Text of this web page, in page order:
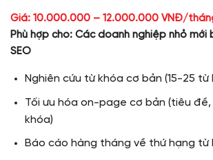
Giá: 10.000.000 – 12.000.000 VNĐ/
Phù hợp cho: Các doanh nghiệp nhỏ
SEO
Nghiên cứu từ khóa cơ bản (15-25 từ
Tối ưu hóa on-page cơ bản (tiêu
khóa)
Báo cáo hàng tháng về thứ hạng từ